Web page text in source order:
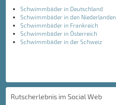
Schwimmbäder in Deutschland
Schwimmbäder in den Niederlanden
Schwimmbäder in Frankreich
Schwimmbäder in Österreich
Schwimmbäder in der Schweiz
Rutscherlebnis im Social Web